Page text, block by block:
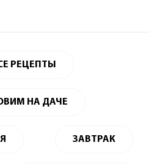
РЕЦЕПТЫ
НА ДАЧЕ
ЗАВТРАК